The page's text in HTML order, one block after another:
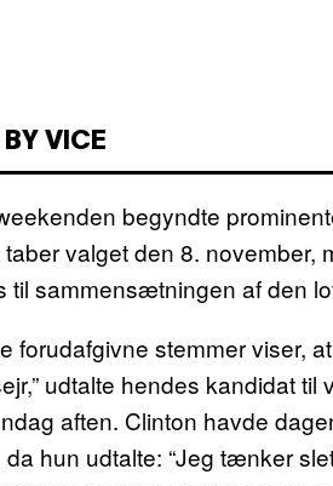
VICE
begyndte
valget den 8.
til sammensætningen af den
forudafgivne stemmer viser,
udtalte hendes kandidat
aften. Clinton havde
hun udtalte: “Jeg tænker